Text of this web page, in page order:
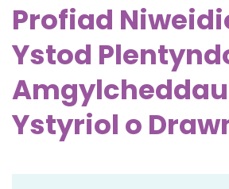
Profiad
Ystod
Amgylcheddau
Ystyriol o